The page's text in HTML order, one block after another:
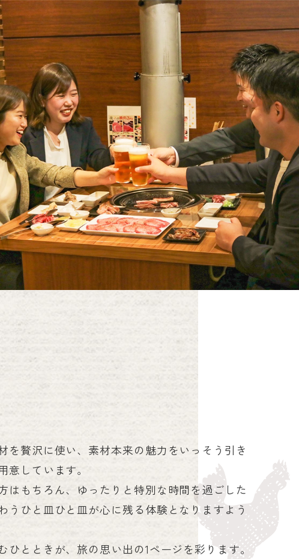
を贅沢に使い、素材本来の魅力をいっそう引き
意しています。
はもちろん、ゆったりと特別な時間を過ごした
うひと皿ひと皿が心に残る体験となりますよう
ひとときが、旅の思い出の1ページを彩ります。